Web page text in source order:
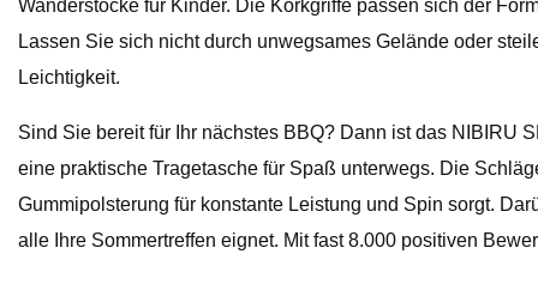
Wanderstöcke für Kinder. Die Korkgriffe passen sich der
Lassen Sie sich nicht durch unwegsames Gelände oder
Leichtigkeit.
Sind Sie bereit für Ihr nächstes BBQ? Dann ist das NIBIRU
eine praktische Tragetasche für Spaß unterwegs. Die
Gummipolsterung für konstante Leistung und Spin sorgt.
alle Ihre Sommertreffen eignet. Mit fast 8.000 positiven